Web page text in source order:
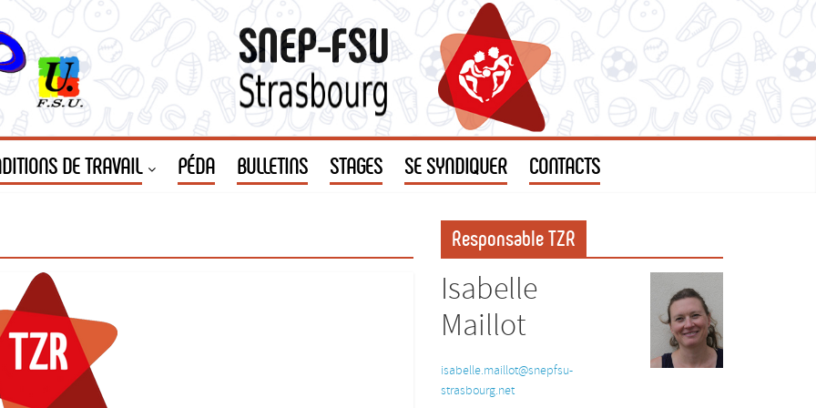
DE TRAVAIL PÉDA BULLETINS STAGES SE SYNDIQUER CONTACTS
Responsable TZR
Isabelle
Maillot
isabelle.maillot@snepfsu-
strasbourg.net